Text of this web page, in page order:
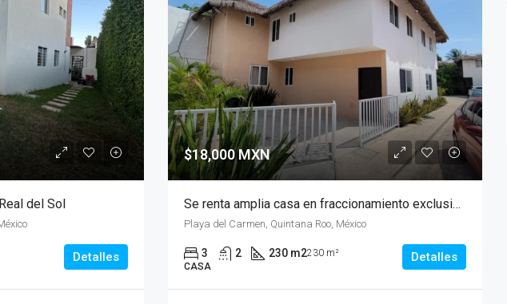
del Sol
Detalles
$18,000 MXN
Se renta amplia casa en fraccionamiento exclusivo en Playa del Carmen
Playa del Carmen, Quintana Roo, México
3 2 230 m2230 m²
CASA
Detalles